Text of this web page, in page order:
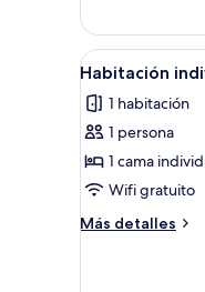
estándar,
baño
privado
Abrir
todas
las
fotos
de
Habitación
individual
estándar,
10
Habitación
1 habitación
1 persona
1 cama
Wifi gratuito
Más detalles
Más